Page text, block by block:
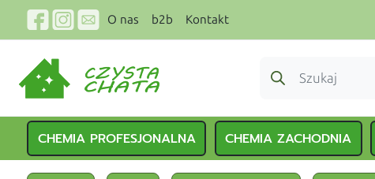
O nas b2b Kontakt
CHEMIA PROFESJONALNA CHEMIA ZACHODNIA